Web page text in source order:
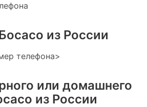
из России
телефона>
или домашнего
из России